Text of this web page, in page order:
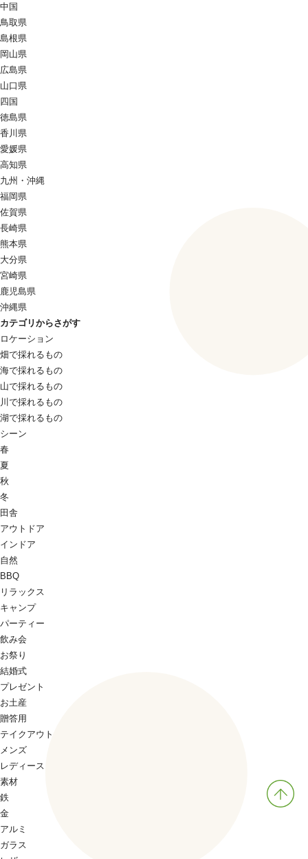
中国
鳥取県
島根県
岡山県
広島県
山口県
四国
徳島県
香川県
愛媛県
高知県
九州・沖縄
福岡県
佐賀県
長崎県
熊本県
大分県
宮崎県
鹿児島県
沖縄県
カテゴリからさがす
ロケーション
畑で採れるもの
海で採れるもの
山で採れるもの
川で採れるもの
湖で採れるもの
シーン
春
夏
秋
冬
田舎
アウトドア
インドア
自然
BBQ
リラックス
キャンプ
パーティー
飲み会
お祭り
結婚式
プレゼント
お土産
贈答用
テイクアウト
メンズ
レディース
素材
鉄
金
アルミ
ガラス